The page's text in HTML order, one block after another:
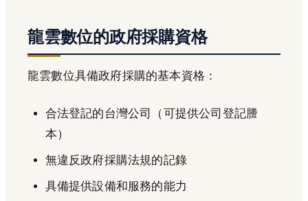
龍雲數位的政府採購資格
龍雲數位具備政府採購的基本資格：
合法登記的台灣公司（可提供公司登記謄
本）
無違反政府採購法規的記錄
具備提供設備和服務的能力